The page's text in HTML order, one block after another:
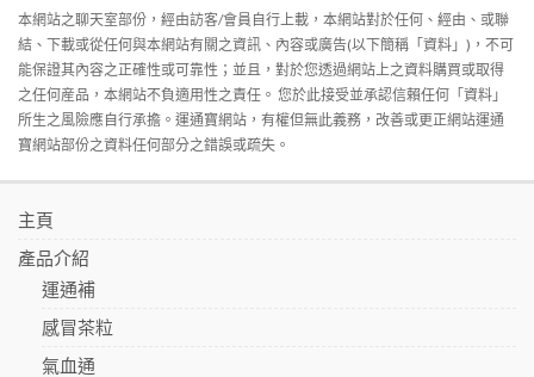
本網站之聊天室部份，經由訪客/會員自行上載，本網站對於任何、經由、或聯
結、下載或從任何與本網站有關之資訊、內容或廣告(以下簡稱「資料」)，不可
能保證其內容之正確性或可靠性；並且，對於您透過網站上之資料購買或取得
之任何産品，本網站不負適用性之責任。 您於此接受並承認信賴任何「資料」
所生之風險應自行承擔。運通寶網站，有權但無此義務，改善或更正網站運通
寶網站部份之資料任何部分之錯誤或疏失。
主頁
產品介紹
運通補
感冒茶粒
氣血通